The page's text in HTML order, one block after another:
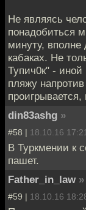
Не являясь
понадобиться
минуту, вполне
кабаках. Не
Тупич0к" - иной
пляжу
din83ashg »
#58 | 18.10.16 17:21
В Туркмении к
пашет.
Father_in_law »
#59 | 18.10.16